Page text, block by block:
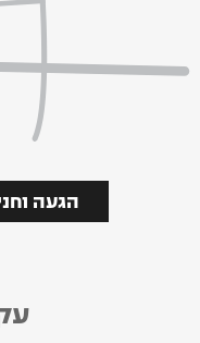
הגעה